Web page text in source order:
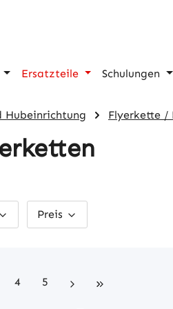
Ersatzteile Schulungen
Hubeinrichtung Flyerkette /
Preis
Seite
4 Seite
5